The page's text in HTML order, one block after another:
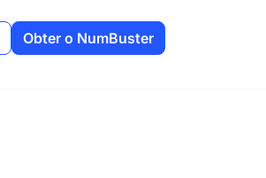
Obter o NumBuster